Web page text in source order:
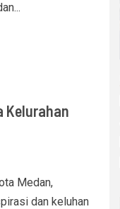
Kelurahan
Medan,
dan keluhan